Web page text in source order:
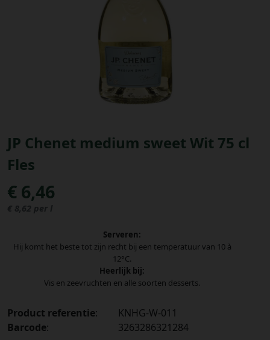
JP Chenet medium sweet Wit 75 cl
Fles
€ 6,46
€ 8,62 per l
Serveren:
Hij komt het beste tot zijn recht bij een temperatuur van 10 à
12°C.
Heerlijk bij:
Vis en zeevruchten en alle soorten desserts.
Product referentie:
KNHG-W-011
Barcode: 3263286321284